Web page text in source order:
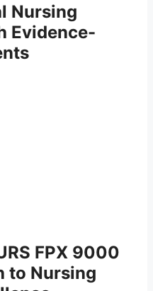
Nursing
Evidence-
FPX 9000
to Nursing